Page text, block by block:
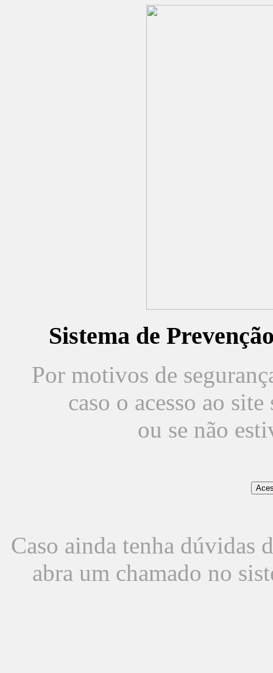
Sistema de
Por motivos de
caso o acesso ao
ou se não
Caso ainda tenha dúvidas
abra um chamado no